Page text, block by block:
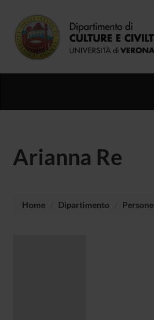
Arianna Re
Home Dipartimento Persone